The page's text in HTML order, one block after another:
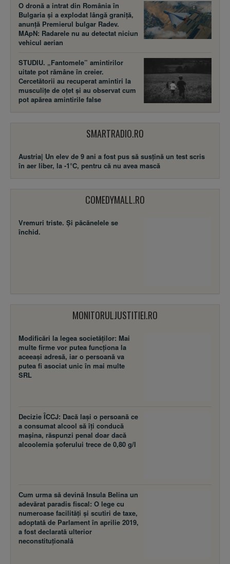
O dronă a intrat din România în
Bulgaria și a explodat lângă graniță,
anunță Premierul bulgar Radev.
MApN: Radarele nu au detectat niciun
vehicul aerian
STUDIU. „Fantomele” amintirilor
uitate pot rămâne în creier.
Cercetătorii au recuperat amintiri la
musculițe de oțet și au observat cum
pot apărea amintirile false
SMARTRADIO.RO
Austria| Un elev de 9 ani a fost pus să susţină un test scris
în aer liber, la -1°C, pentru că nu avea mască
COMEDYMALL.RO
Vremuri triste. Şi păcănelele se
închid.
MONITORULJUSTITIEI.RO
Modificări la legea societăţilor: Mai
multe firme vor putea funcţiona la
aceeaşi adresă, iar o persoană va
putea fi asociat unic în mai multe
SRL
Decizie ÎCCJ: Dacă laşi o persoană ce
a consumat alcool să îţi conducă
maşina, răspunzi penal doar dacă
alcoolemia şoferului trece de 0,80 g/l
Cum urma să devină Insula Belina un
adevărat paradis fiscal: O lege cu
numeroase facilităţi şi scutiri de taxe,
adoptată de Parlament în aprilie 2019,
a fost declarată ulterior
neconstituţională